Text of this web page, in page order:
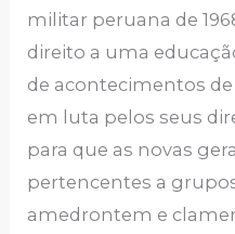
militar peruana de
direito a uma
de acontecimentos
em luta pelos seus
para que as novas
pertencentes a
amedrontem e